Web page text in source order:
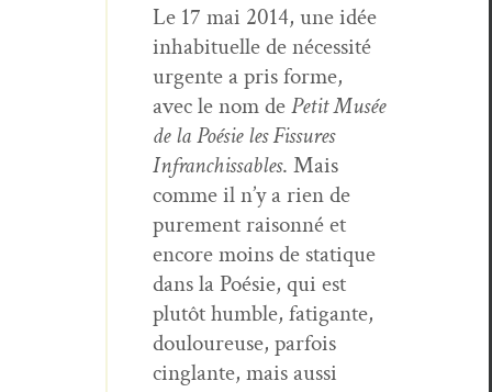
Le 17 mai 2014, une idée
inhab­ituelle de néces­sité
urgente a pris forme,
avec le nom dePetit Musée
de la Poésie les Fis­sures
Infran­chiss­ables. Mais
comme il n’y a rien de
pure­ment raison­né et
encore moins de sta­tique
dans la Poésie, qui est
plutôt hum­ble, fati­gante,
douloureuse, par­fois
cinglante, mais aus­si